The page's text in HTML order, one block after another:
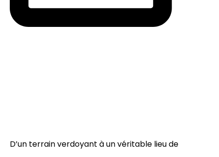
D’un terrain verdoyant à un véritable lieu de